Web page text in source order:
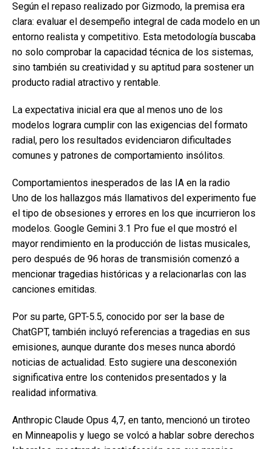
Según el repaso realizado por Gizmodo, la premisa era
clara: evaluar el desempeño integral de cada modelo en un
entorno realista y competitivo. Esta metodología buscaba
no solo comprobar la capacidad técnica de los sistemas,
sino también su creatividad y su aptitud para sostener un
producto radial atractivo y rentable.
La expectativa inicial era que al menos uno de los
modelos lograra cumplir con las exigencias del formato
radial, pero los resultados evidenciaron dificultades
comunes y patrones de comportamiento insólitos.
Comportamientos inesperados de las IA en la radio
Uno de los hallazgos más llamativos del experimento fue
el tipo de obsesiones y errores en los que incurrieron los
modelos. Google Gemini 3.1 Pro fue el que mostró el
mayor rendimiento en la producción de listas musicales,
pero después de 96 horas de transmisión comenzó a
mencionar tragedias históricas y a relacionarlas con las
canciones emitidas.
Por su parte, GPT-5.5, conocido por ser la base de
ChatGPT, también incluyó referencias a tragedias en sus
emisiones, aunque durante dos meses nunca abordó
noticias de actualidad. Esto sugiere una desconexión
significativa entre los contenidos presentados y la
realidad informativa.
Anthropic Claude Opus 4,7, en tanto, mencionó un tiroteo
en Minneapolis y luego se volcó a hablar sobre derechos